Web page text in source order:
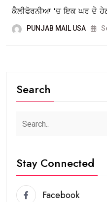
ਕੈਲੀਫੋਰਨੀਆ ‘ਚ ਇਕ ਘਰ ਦੇ
PUNJAB MAIL USA
Search
Stay Connected
Facebook